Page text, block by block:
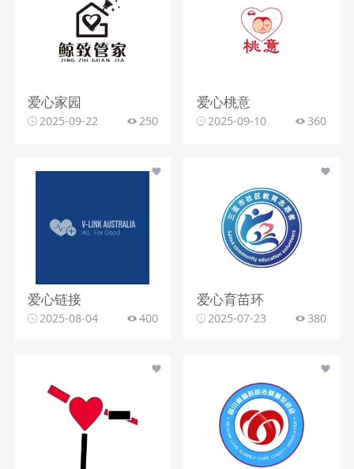
爱心家园
2025-09-22 250
爱心桃意
2025-09-10 360
爱心链接
2025-08-04 400
爱心育苗环
2025-07-23 380